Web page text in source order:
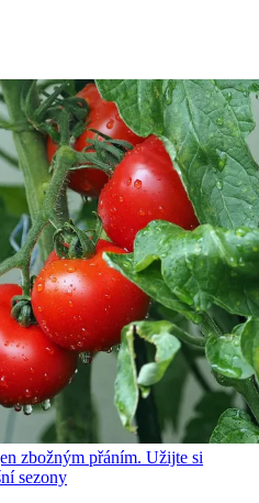
zbožným přáním. Užijte si
sezony